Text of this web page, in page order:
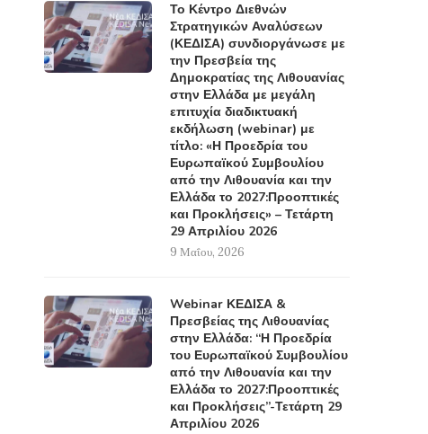
Το Κέντρο Διεθνών
Στρατηγικών Αναλύσεων
(ΚΕΔΙΣΑ) συνδιοργάνωσε με
την Πρεσβεία της
Δημοκρατίας της Λιθουανίας
στην Ελλάδα με μεγάλη
επιτυχία διαδικτυακή
εκδήλωση (webinar) με
τίτλο: «Η Προεδρία του
Ευρωπαϊκού Συμβουλίου
από την Λιθουανία και την
Ελλάδα το 2027:Προοπτικές
και Προκλήσεις» – Τετάρτη
29 Απριλίου 2026
9 Μαΐου, 2026
Webinar ΚΕΔΙΣΑ &
Πρεσβείας της Λιθουανίας
στην Ελλάδα: “Η Προεδρία
του Ευρωπαϊκού Συμβουλίου
από την Λιθουανία και την
Ελλάδα το 2027:Προοπτικές
και Προκλήσεις”-Τετάρτη 29
Απριλίου 2026